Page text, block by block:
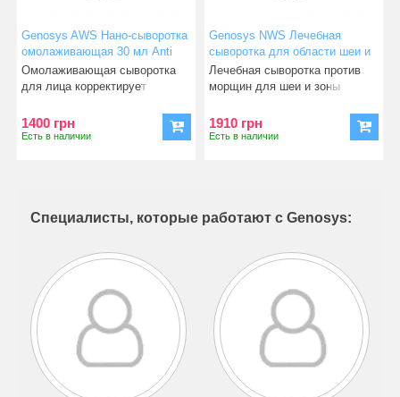
Genosys AWS Нано-сыворотка
омолаживающая 30 мл Anti
wrinkle serum
Омолаживающая сыворотка
для лица корректирует
улучшае
1400 грн
Есть в наличии
Genosys NWS Лечебная
сыворотка для области шеи и
декольте ND Cell antiwrinkle
serum 30
Лечебная сыворотка против
морщин для шеи и зоны
1910 грн
Есть в наличии
Специалисты, которые работают с Genosys: